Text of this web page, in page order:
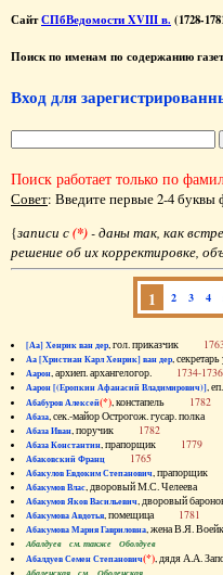
СайтСПбВедомости XVIII в. (1728-
Поиск по именам по содержанию
Вход для
Поиск работает только по
Совет: Введите первые 2-4
{записи с(*)- даны так, как
решение об их корректировке,
1 2 3 4
[Аа] Хенрик ван дер, гол. приказчик
Аа [Христиан Карл Хенрик] ван дер,
Аарон, архиеп. архангелогор. 1734-1736
Аарон [(Еропкин Афанасий Владимирович)],
Абабуров Алексей(*), констапель 1782
Абаза, сек.-майор Острогож. гусар. полка
Абаза Иван, поручик 1782
Абаза Константин, прапорщик 1779
Абаковский Франц 1765
Абакулов Евдоким Степанович,
Абакумов Влас, дворовый М.С. Челеева
Абакумов Яков Васильевич, дворовый
Абакумова Авдотья, помещица 1781
Абакумова Мария Гавриловна, жена В.Я.
Абалдуев см. также Оболдуев
Абалдуев Семен Степанович(*), дядя А.А.